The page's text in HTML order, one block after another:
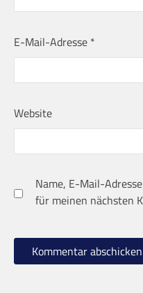
E-Mail-Adresse *
Website
Name, E-Mail-
für meinen nächsten